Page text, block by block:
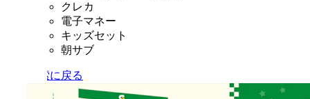
クレカ
電子マネー
キッズセット
朝サブ
店舗検索に戻る